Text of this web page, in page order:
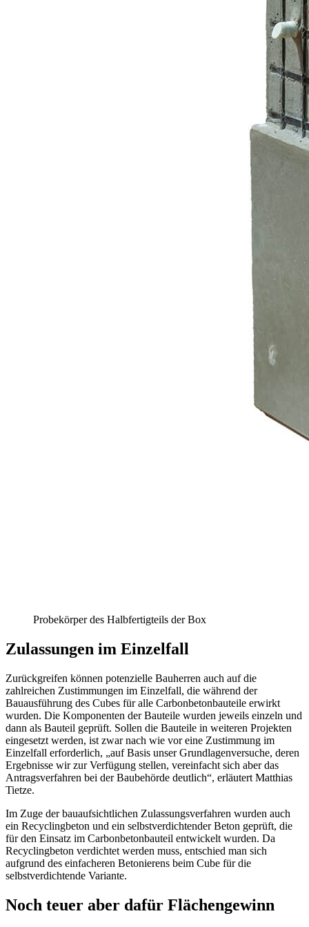
Probekörper des Halbfertigteils der Box
Zulassungen im Einzelfall
Zurückgreifen können potenzielle Bauherren auch auf die
zahlreichen Zustimmungen im Einzelfall, die während der
Bauausführung des Cubes für alle Carbonbetonbauteile erwirkt
wurden. Die Komponenten der Bauteile wurden jeweils einzeln und
dann als Bauteil geprüft. Sollen die Bauteile in weiteren Projekten
eingesetzt werden, ist zwar nach wie vor eine Zustimmung im
Einzelfall erforderlich, „auf Basis unser Grundlagenversuche, deren
Ergebnisse wir zur Verfügung stellen, vereinfacht sich aber das
Antragsverfahren bei der Baubehörde deutlich“, erläutert Matthias
Tietze.
Im Zuge der bauaufsichtlichen Zulassungsverfahren wurden auch
ein Recyclingbeton und ein selbstverdichtender Beton geprüft, die
für den Einsatz im Carbonbetonbauteil entwickelt wurden. Da
Recyclingbeton verdichtet werden muss, entschied man sich
aufgrund des einfacheren Betonierens beim ­Cube für die
selbstverdichtende Variante.
Noch teuer aber dafür Flächengewinn